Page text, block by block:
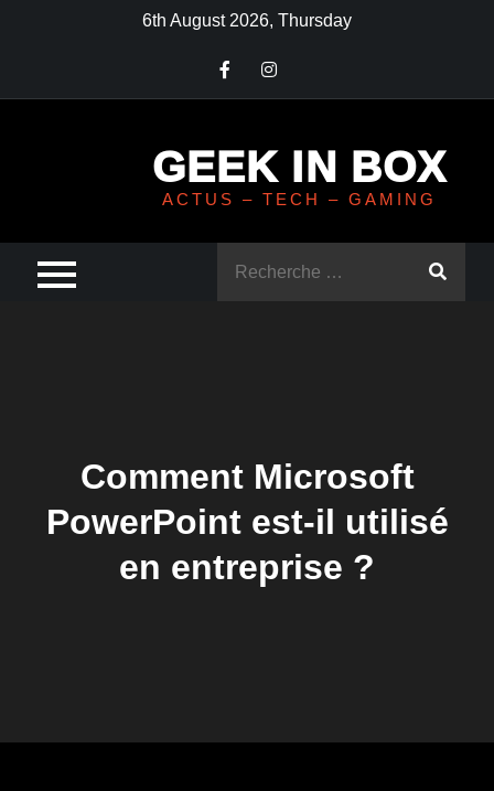
6th August 2026, Thursday
GEEK IN BOX
ACTUS – TECH – GAMING
Comment Microsoft
PowerPoint est-il utilisé
en entreprise ?